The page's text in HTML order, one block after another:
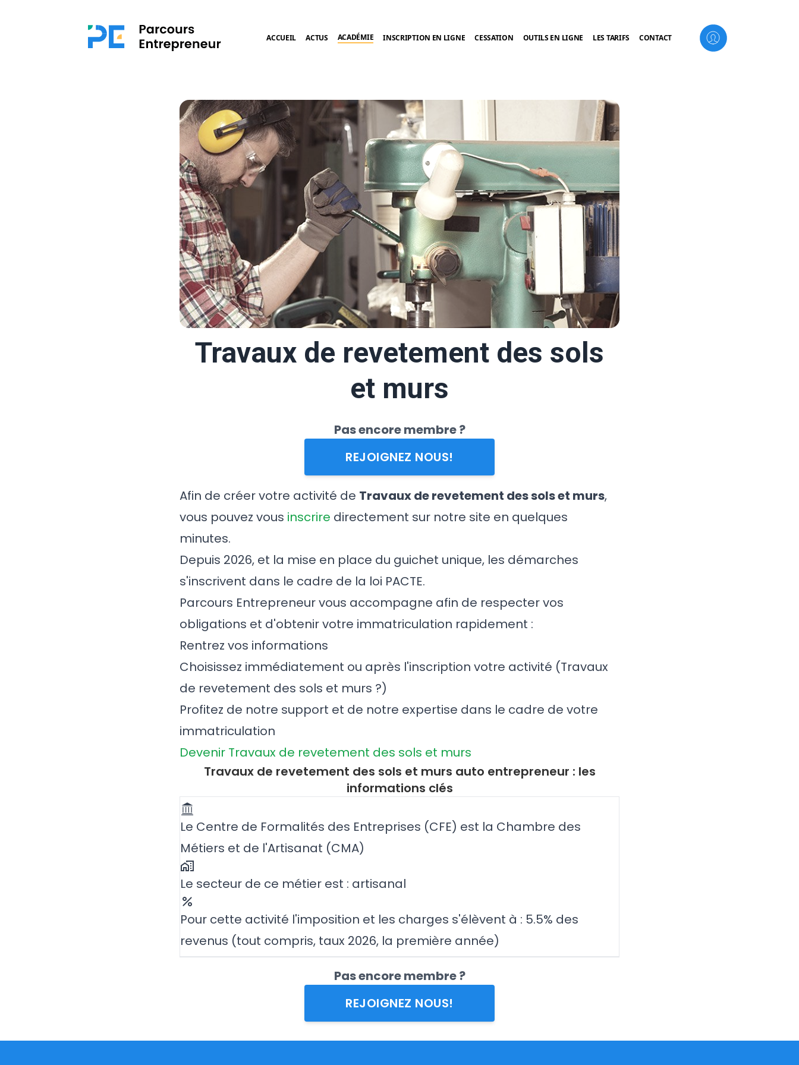
ACCUEIL ACTUS ACADÉMIE INSCRIPTION EN LIGNE CESSATION OUTILS EN LIGNE LES TARIFS CONTACT
Travaux de revetement des sols
et murs
Pas encore membre ?
REJOIGNEZ NOUS!
Afin de créer votre activité de Travaux de revetement des sols et murs,
vous pouvez vous inscrire directement sur notre site en quelques
minutes.
Depuis 2026, et la mise en place du guichet unique, les démarches
s'inscrivent dans le cadre de la loi PACTE.
Parcours Entrepreneur vous accompagne afin de respecter vos
obligations et d'obtenir votre immatriculation rapidement :
Rentrez vos informations
Choisissez immédiatement ou après l'inscription votre activité (Travaux
de revetement des sols et murs ?)
Profitez de notre support et de notre expertise dans le cadre de votre
immatriculation
Devenir Travaux de revetement des sols et murs
Travaux de revetement des sols et murs auto entrepreneur : les
informations clés
Le Centre de Formalités des Entreprises (CFE) est la Chambre des
Métiers et de l'Artisanat (CMA)
Le secteur de ce métier est : artisanal
Pour cette activité l'imposition et les charges s'élèvent à : 5.5% des
revenus (tout compris, taux 2026, la première année)
Pas encore membre ?
REJOIGNEZ NOUS!